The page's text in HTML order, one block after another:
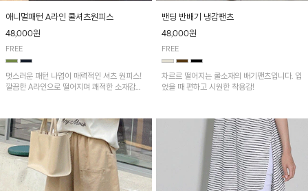
애니멀패턴 A라인 쿨셔츠원피스
48,000원
FREE
멋스러운 패턴 나염이 매력적인 셔츠 원피스!
깔끔한 A라인으로 떨어지며 쾌적한 소재감으
밴딩 반배기 냉감팬츠
48,000원
FREE
차르르 떨어지는 쿨소재의 배기팬츠입니다. 입
었을 때 편하고 시원한 착용감!